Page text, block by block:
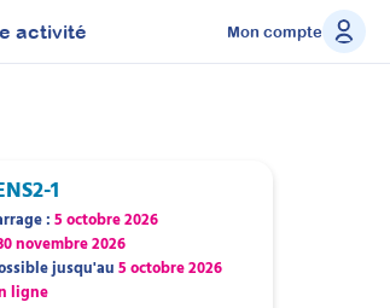
activité Mon compte
1
: 5 octobre 2026
novembre 2026
jusqu'au 5 octobre 2026
ligne